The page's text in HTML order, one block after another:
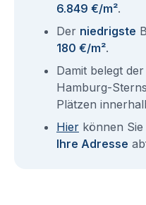
6.849 €/m².
Der niedrigste
180 €/m².
Damit belegt
Hamburg-
Plätzen
Hier können Sie
Ihre Adresse